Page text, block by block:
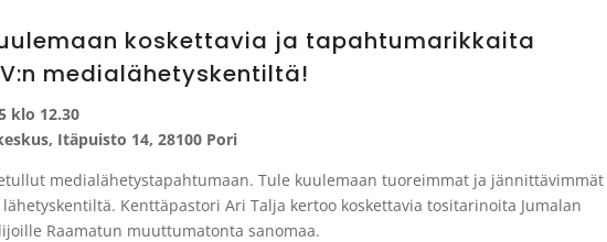
koskettavia ja tapahtumarikkaita
medialähetyskentiltä!
klo 12.30
Itäpuisto 14, 28100 Pori
medialähetystapahtumaan. Tule kuulemaan tuoreimmat ja jännittävimmät
lähetyskentiltä. Kenttäpastori Ari Talja kertoo koskettavia tositarinoita Jumalan
Raamatun muuttumatonta sanomaa.